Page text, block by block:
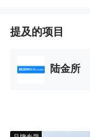
提及的项目
陆金所